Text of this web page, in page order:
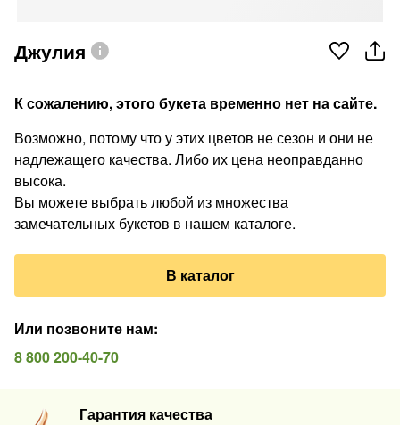
Джулия
К сожалению, этого букета временно нет на сайте.
Возможно, потому что у этих цветов не сезон и они не
надлежащего качества. Либо их цена неоправданно
высока.
Вы можете выбрать любой из множества
замечательных букетов в нашем каталоге.
В каталог
Или позвоните нам:
8 800 200-40-70
Гарантия качества